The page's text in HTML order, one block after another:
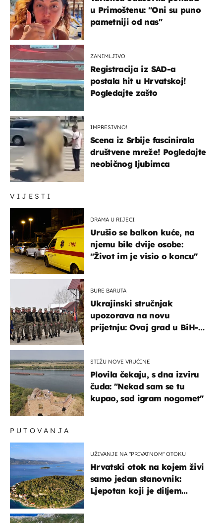
VIJESTI
DRAMA U RIJECI
Urušio se balkon kuće, na
njemu bile dvije osobe:
"Život im je visio o koncu"
BURE BARUTA
Ukrajinski stručnjak
upozorava na novu
prijetnju: Ovaj grad u BiH-u
STIŽU NOVE VRUĆINE
Plovila čekaju, s dna izviru
čuda: "Nekad sam se tu
kupao, sad igram nogomet"
u Primoštenu: "Oni su puno
pametniji od nas"
ZANIMLJIVO
Registracija iz SAD-a
postala hit u Hrvatskoj!
Pogledajte zašto
IMPRESIVNO!
Scena iz Srbije fascinirala
društvene mreže! Pogledajte
neobičnog ljubimca
PUTOVANJA
UŽIVANJE NA "PRIVATNOM" OTOKU
Hrvatski otok na kojem živi
samo jedan stanovnik:
Ljepotan koji je diljem